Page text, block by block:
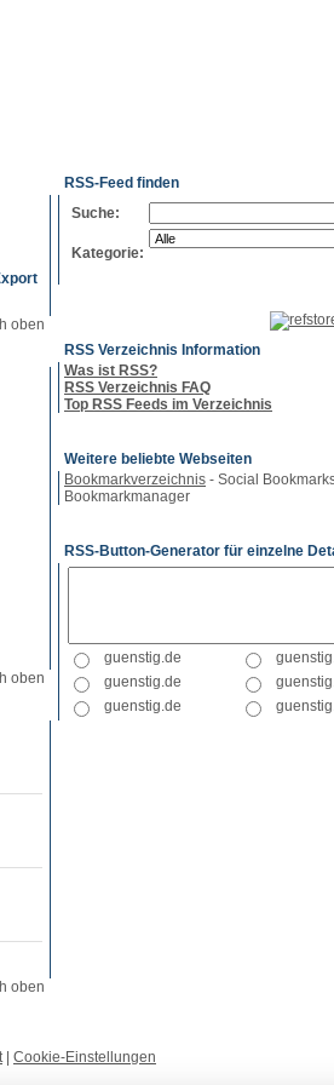
RSS-Feed finden
Suche:
Kategorie:
RSS Verzeichnis Information
Was ist RSS?
RSS Verzeichnis FAQ
Top RSS Feeds im Verzeichnis
Weitere beliebte Webseiten
Bookmarkverzeichnis - Social
Bookmarkmanager
RSS-Button-Generator für einzelne
| Cookie-Einstellungen